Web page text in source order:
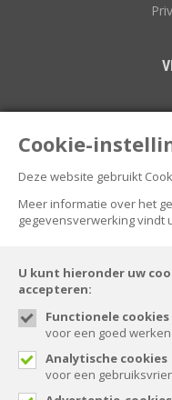
Cookie-
Deze website gebruikt
Meer informatie over het
gegevensverwerking vindt
U kunt hieronder uw
accepteren:
Functionele cookies
voor een goed
Analytische cookies
voor een